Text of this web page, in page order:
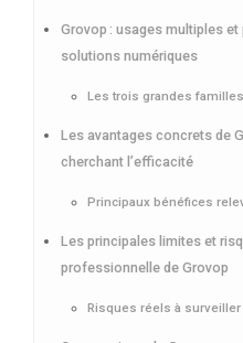
Grovop : usages multiples
solutions numériques
Les trois grandes
Les avantages concrets de
cherchant l’efficacité
Principaux bénéfices
Les principales limites et
professionnelle de Grovop
Risques réels à surveiller